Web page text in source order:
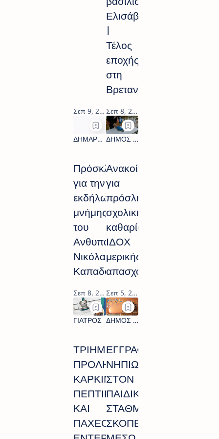
Ελισάβετ
Τέλος
εποχής
στη
Βρετανία
Πρόσκληση
για την
εκδήλωση
μνήμης
του
Ανθυπασπιστή
Νικόλαου
Καπαδούκα
Ανακοίνωση
για
πρόσληψη
σχολικής
καθαρίστριας
ΙΔΟΧ
μερικής
απασχόλησης
ΤΡΙΗΜΕΡΟ
ΠΡΟΛΗΨΗΣ
ΚΑΡΚΙΝΩΝ
ΠΕΠΤΙΚΟΥ
ΚΑΙ
ΠΑΧΕΟΣ
ΕΓΓΡΑΦΗ
ΝΗΠΙΩΝ
ΣΤΟΝ
ΠΑΙΔΙΚΟ
ΣΤΑΘΜΟ
ΣΚΟΠΕΛΟΥ